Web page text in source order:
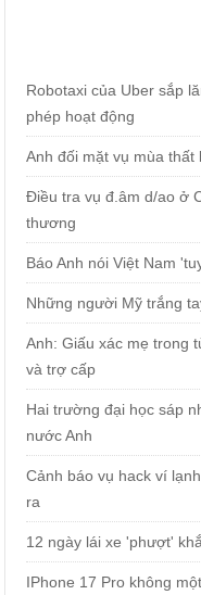
Robotaxi của Uber sắp
phép hoạt động
Anh đối mặt vụ mùa
Điều tra vụ đ.âm d/ao ở
thương
Báo Anh nói Việt Nam
Những người Mỹ trắng
Anh: Giấu xác mẹ trong
và trợ cấp
Hai trường đại học sáp
nước Anh
Cảnh báo vụ hack ví
ra
12 ngày lái xe 'phượt'
IPhone 17 Pro không